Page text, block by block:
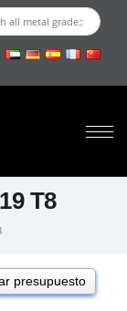
T8
presupuesto